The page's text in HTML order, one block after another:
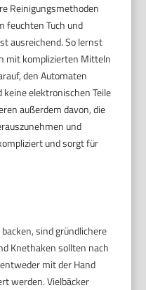
Reinigungsmethoden
feuchten Tuch und
ausreichend. So lernst
mit komplizierten Mitteln
den Automaten
elektronischen Teile
außerdem davon, die
und
und sorgt für
sind gründlichere
Knethaken sollten nach
mit der Hand
werden. Vielbäcker